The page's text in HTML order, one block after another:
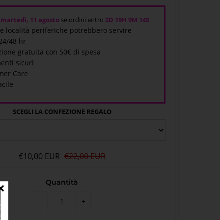
martedì, 11 agosto se ordini entro 2D 19H 9M 14S
località periferiche potrebbero servire
48 hr
gratuita con 50€ di spesa
sicuri
Care
SCEGLI LA CONFEZIONE REGALO
€10,00 EUR €22,00 EUR
Quantità
- +